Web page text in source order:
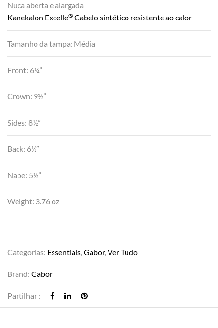
Nuca aberta e alargada
Kanekalon Excelle® Cabelo sintético resistente ao calor
Tamanho da tampa: Média
Front: 6¼”
Crown: 9½”
Sides: 8½”
Back: 6½”
Nape: 5½”
Weight: 3.76 oz
Categorias: Essentials,Gabor,Ver Tudo
Brand: Gabor
Partilhar :